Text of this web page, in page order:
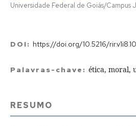
Universidade Federal de Goiás/Campus
DOI: https://doi.org/10.5216/
Palavras-chave: ética, moral,
RESUMO